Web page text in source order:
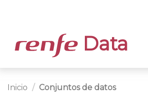
Data
Inicio Conjuntos de datos